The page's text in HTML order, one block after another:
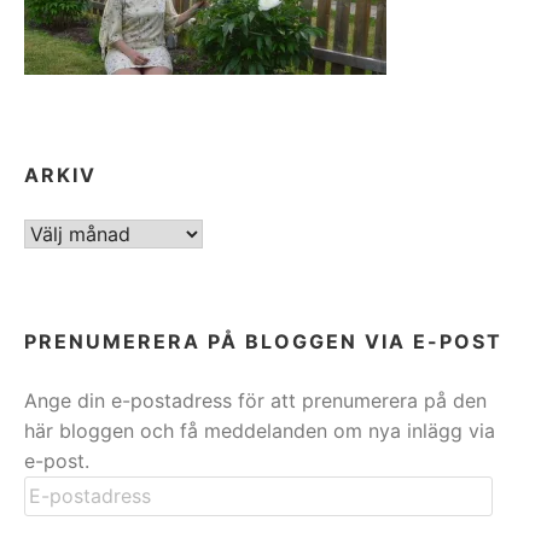
ARKIV
ARKIV
PRENUMERERA PÅ BLOGGEN VIA E-POST
Ange din e-postadress för att prenumerera på den
här bloggen och få meddelanden om nya inlägg via
e-post.
E-
postadress